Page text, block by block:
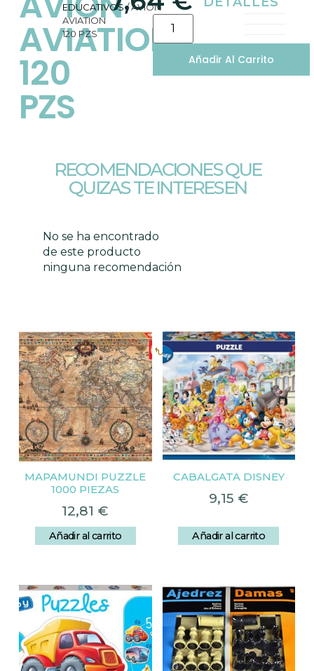
AVIATION
120
PZS
EDUCATIVOS/ AVION
AVIATION
120 PZS
Añadir Al Carrito
RECOMENDACIONES QUE
QUIZAS TE INTERESEN
No se ha encontrado
de este producto
ninguna recomendación
Productos relacionados
MAPAMUNDI PUZZLE
1000 PIEZAS
12,81 €
Añadir al carrito
CABALGATA DISNEY
9,15 €
Añadir al carrito